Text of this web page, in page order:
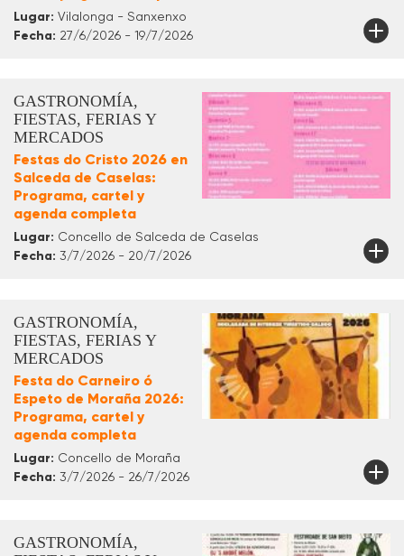
Lugar: Vilalonga - Sanxenxo
Fecha: 27/6/2026 - 19/7/2026
GASTRONOMÍA,
FIESTAS, FERIAS Y
MERCADOS
Festas do Cristo 2026 en
Salceda de Caselas:
Programa, cartel y
agenda completa
Lugar: Concello de Salceda de Caselas
Fecha: 3/7/2026 - 20/7/2026
GASTRONOMÍA,
FIESTAS, FERIAS Y
MERCADOS
Festa do Carneiro ó
Espeto de Moraña 2026:
Programa, cartel y
agenda completa
Lugar: Concello de Moraña
Fecha: 3/7/2026 - 26/7/2026
GASTRONOMÍA,